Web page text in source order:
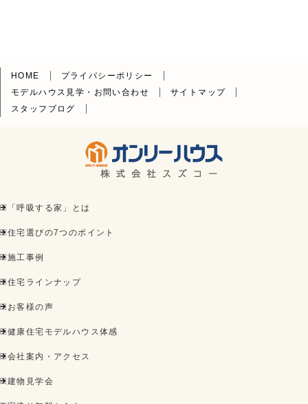
HOME
プライバシーポリシー
モデルハウス見学・お問い合わせ
サイトマップ
スタッフブログ
「呼吸する家」とは
住宅選びの7つのポイント
施工事例
住宅ラインナップ
お客様の声
健康住宅モデルハウス体感
会社案内・アクセス
建物見学会